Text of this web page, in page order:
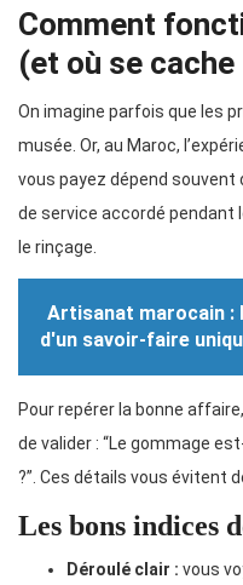
Comment
(et où se
On imagine parfois que les
musée. Or, au Maroc,
vous payez dépend souvent
de service accordé pendant
le rinçage.
Artisanat marocain :
d'un savoir-faire
Pour repérer la bonne
de valider : “Le gommage
?”. Ces détails vous évitent
Les bons indices
Déroulé clair : vous